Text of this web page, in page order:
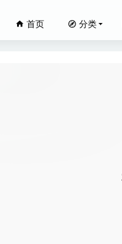
首页 分类
Farrago
Disk Graph
Movavi